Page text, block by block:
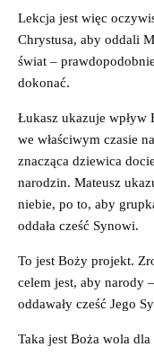
Lekcja jest więc
Chrystusa, aby oddali
świat –
dokonać.
Łukasz ukazuje wpływ
we właściwym czasie
znacząca dziewica
narodzin. Mateusz
niebie, po to, aby
oddała cześć Synowi.
To jest Boży projekt.
celem jest, aby narody
oddawały cześć Jego
Taka jest Boża wola